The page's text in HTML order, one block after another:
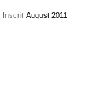
Inscrit August 2011